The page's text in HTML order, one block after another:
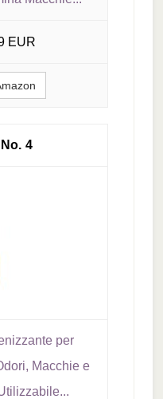
EUR
4
per
Macchie e